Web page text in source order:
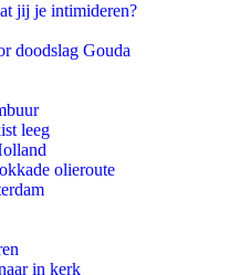
jij je intimideren?
doodslag Gouda
leeg
olieroute
in kerk